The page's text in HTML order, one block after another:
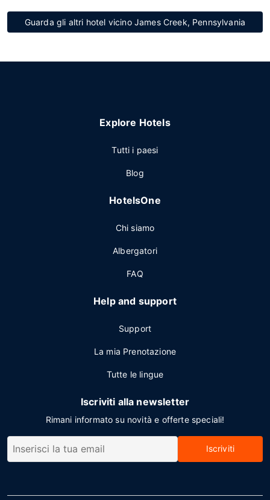
Guarda gli altri hotel vicino James Creek, Pennsylvania
Explore Hotels
Tutti i paesi
Blog
HotelsOne
Chi siamo
Albergatori
FAQ
Help and support
Support
La mia Prenotazione
Tutte le lingue
Iscriviti alla newsletter
Rimani informato su novità e offerte speciali!
Iscriviti